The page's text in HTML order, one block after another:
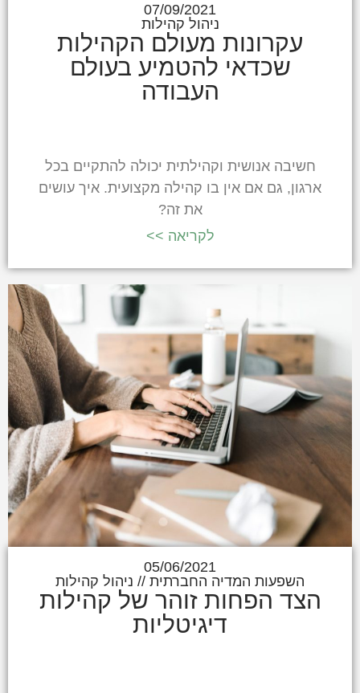
07/09/2021
ניהול קהילות
עקרונות מעולם הקהילות
שכדאי להטמיע בעולם
העבודה
חשיבה אנושית וקהילתית יכולה להתקיים בכל
ארגון, גם אם אין בו קהילה מקצועית. איך עושים
את זה?
לקריאה >>
05/06/2021
השפעות המדיה החברתית // ניהול קהילות
הצד הפחות זוהר של קהילות
דיגיטליות